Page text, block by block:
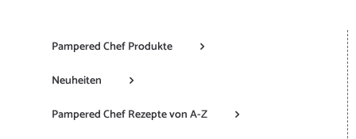
Pampered Chef Produkte
Neuheiten
Pampered Chef Rezepte von A-Z